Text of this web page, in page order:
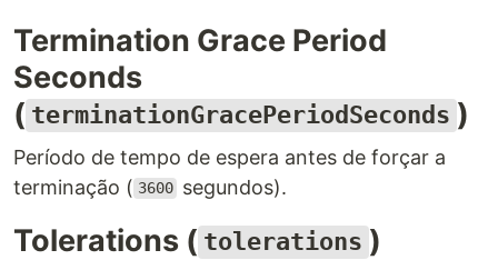
Termination Grace Period
Seconds
( terminationGracePeriodSeconds )
Período de tempo de espera antes de forçar a
terminação ( 3600 segundos).
Tolerations ( tolerations )